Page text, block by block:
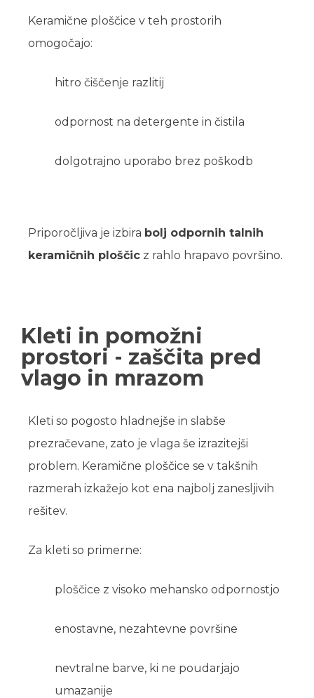
Keramične ploščice v teh prostorih
omogočajo:
hitro čiščenje razlitij
odpornost na detergente in čistila
dolgotrajno uporabo brez poškodb
Priporočljiva je izbira bolj odpornih talnih
keramičnih ploščic z rahlo hrapavo površino.
Kleti in pomožni
prostori - zaščita pred
vlago in mrazom
Kleti so pogosto hladnejše in slabše
prezračevane, zato je vlaga še izrazitejši
problem. Keramične ploščice se v takšnih
razmerah izkažejo kot ena najbolj zanesljivih
rešitev.
Za kleti so primerne:
ploščice z visoko mehansko odpornostjo
enostavne, nezahtevne površine
nevtralne barve, ki ne poudarjajo
umazanije